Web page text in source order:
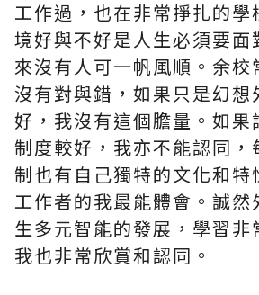
工作過，也在非常掙扎的學
境好與不好是人生必須要面
來沒有人可一帆風順。余校
沒有對與錯，如果只是幻想
好，我沒有這個膽量。如果
制度較好，我亦不能認同，
制也有自己獨特的文化和特
工作者的我最能體會。誠然
生多元智能的發展，學習非
我也非常欣賞和認同。